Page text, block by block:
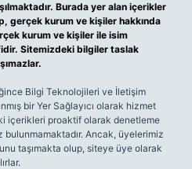
Burada yer alan içerikler
gerçek kurum ve kişiler hakkında
kurum ve kişiler ile isim
Sitemizdeki bilgiler taslak
Bilgi Teknolojileri ve İletişim
bir Yer Sağlayıcı olarak hizmet
içerikleri proaktif olarak denetleme
Ancak, üyelerimiz
taşımakta olup, siteye üye olarak